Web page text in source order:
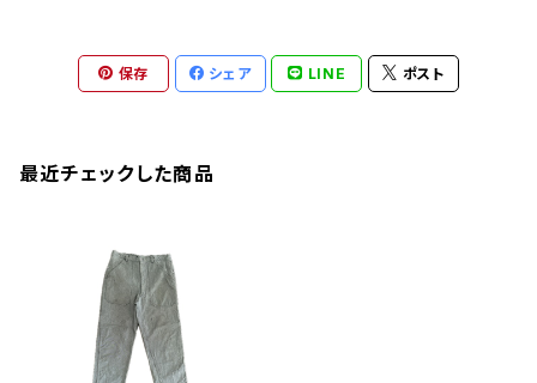
保存 シェア LINE ポスト
最近チェックした商品